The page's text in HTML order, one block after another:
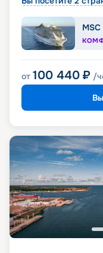
от 100 440 ₽ /